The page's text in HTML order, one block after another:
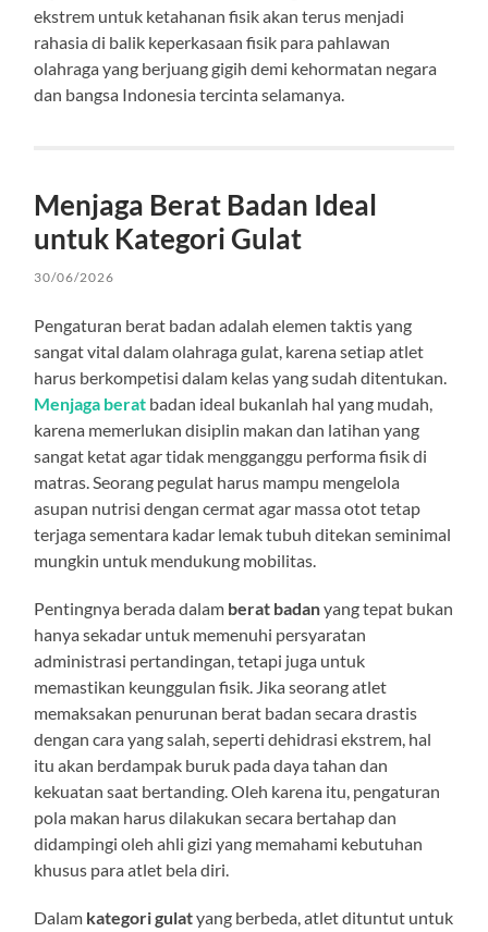
ekstrem untuk ketahanan fisik akan terus menjadi
rahasia di balik keperkasaan fisik para pahlawan
olahraga yang berjuang gigih demi kehormatan negara
dan bangsa Indonesia tercinta selamanya.
Menjaga Berat Badan Ideal
untuk Kategori Gulat
30/06/2026
Pengaturan berat badan adalah elemen taktis yang
sangat vital dalam olahraga gulat, karena setiap atlet
harus berkompetisi dalam kelas yang sudah ditentukan.
Menjaga berat badan ideal bukanlah hal yang mudah,
karena memerlukan disiplin makan dan latihan yang
sangat ketat agar tidak mengganggu performa fisik di
matras. Seorang pegulat harus mampu mengelola
asupan nutrisi dengan cermat agar massa otot tetap
terjaga sementara kadar lemak tubuh ditekan seminimal
mungkin untuk mendukung mobilitas.
Pentingnya berada dalam berat badanyang tepat bukan
hanya sekadar untuk memenuhi persyaratan
administrasi pertandingan, tetapi juga untuk
memastikan keunggulan fisik. Jika seorang atlet
memaksakan penurunan berat badan secara drastis
dengan cara yang salah, seperti dehidrasi ekstrem, hal
itu akan berdampak buruk pada daya tahan dan
kekuatan saat bertanding. Oleh karena itu, pengaturan
pola makan harus dilakukan secara bertahap dan
didampingi oleh ahli gizi yang memahami kebutuhan
khusus para atlet bela diri.
Dalam kategori gulatyang berbeda, atlet dituntut untuk